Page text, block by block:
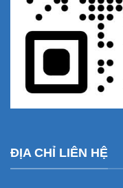
ĐỊA CHỈ LIÊN HỆ